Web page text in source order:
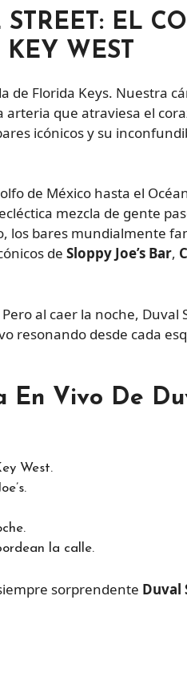
EL
WEST
de Florida Keys. Nuestra
arteria que atraviesa el
icónicos y su
de México hasta el
mezcla de gente
los bares mundialmente
de Sloppy Joe’s Bar,
al caer la noche, Duval
resonando desde cada
En Vivo De
West.
la calle.
sorprendente Duval